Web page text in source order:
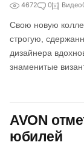
4672 0 Видео
Свою новую
строгую,
дизайнера
знаменитые
AVON
юбилей